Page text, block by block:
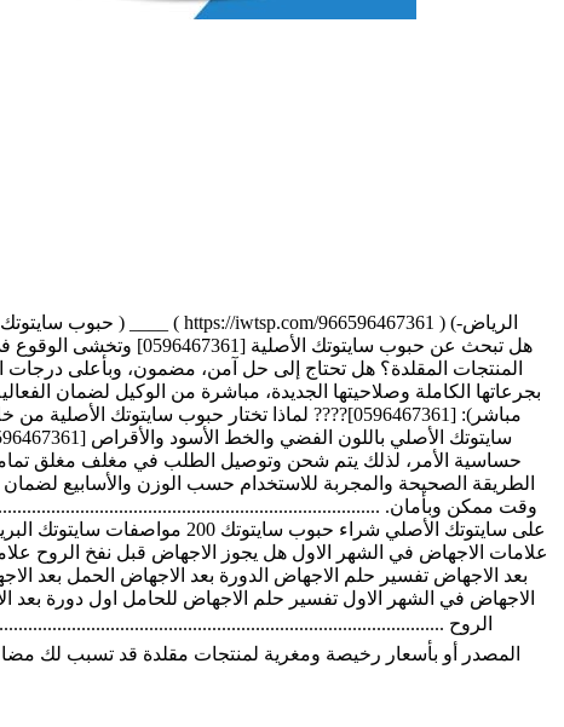
الطريقة الصحيحة والمجربة للاستخدام حسب الوزن والأسابيع
وقت ممكن وبأمان.
على سايتوتك الأصلي شراء
علامات الاجهاض في الشهر الاول هل يجوز الاجهاض قبل نفخ الروح
بعد الاجهاض تفسير حلم الاجهاض الدورة بعد الاجهاض الحمل بعد
الاجهاض في الشهر الاول تفسير حلم الاجهاض للحامل اول دورة
الروح